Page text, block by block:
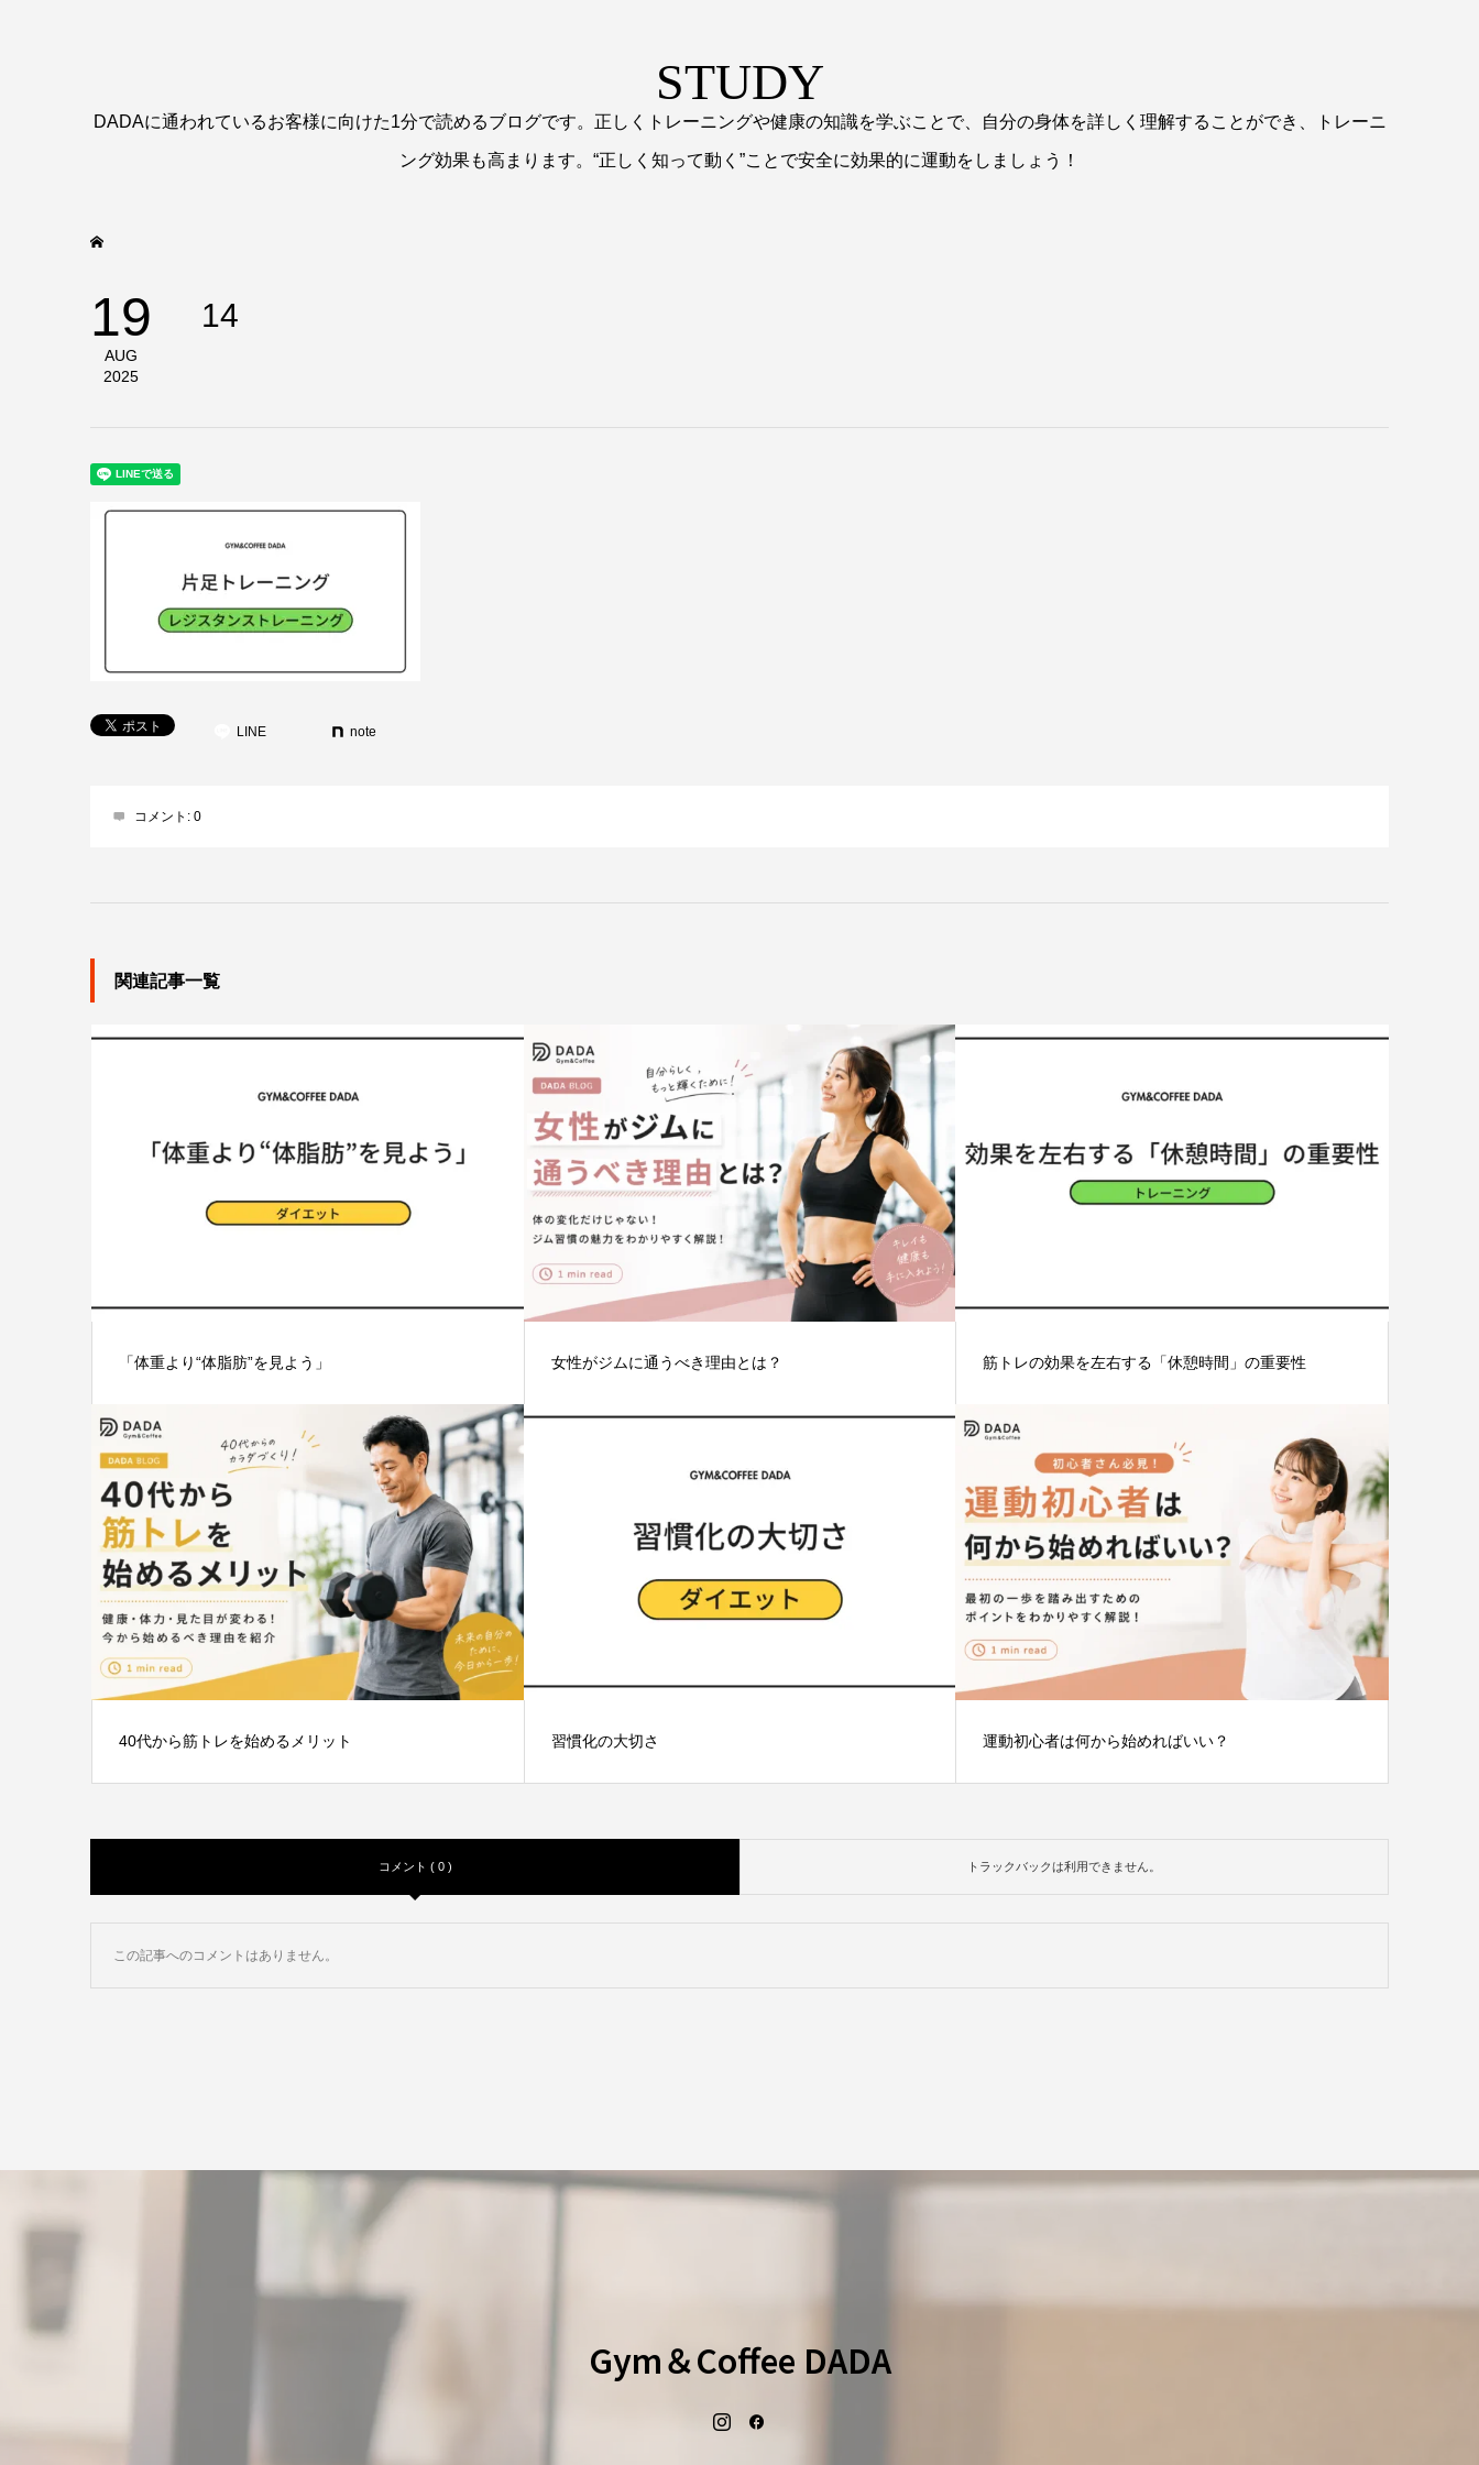
STUDY
DADAに通われているお客様に向けた1分で読めるブログです。正しくトレーニングや健康の知識を学ぶことで、自分の身体を詳しく理解することができ、トレーニ
ング効果も高まります。“正しく知って動く”ことで安全に効果的に運動をしましょう！
19
AUG
2025
14
LINE note
コメント: 0
関連記事一覧
「体重より“体脂肪”を見よう」 女性がジムに通うべき理由とは？ 筋トレの効果を左右する「休憩時間」の重要性
40代から筋トレを始めるメリット 習慣化の大切さ 運動初心者は何から始めればいい？
コメント ( 0 ) トラックバックは利用できません。
この記事へのコメントはありません。
Gym＆Coffee DADA